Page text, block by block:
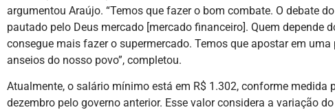
argumentou Araújo. “Temos que fazer o bom combate. O debate
pautado pelo Deus mercado [mercado financeiro]. Quem depende
consegue mais fazer o supermercado. Temos que apostar em
anseios do nosso povo”, completou.
Atualmente, o salário mínimo está em R$ 1.302, conforme medida
dezembro pelo governo anterior. Esse valor considera a variação